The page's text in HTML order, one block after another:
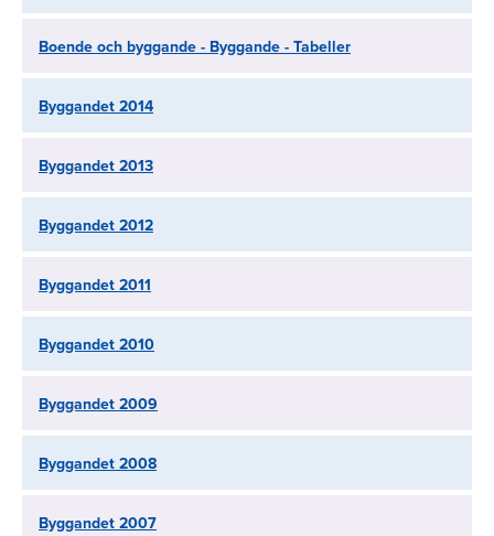
Boende och byggande - Byggande - Tabeller
Byggandet 2014
Byggandet 2013
Byggandet 2012
Byggandet 2011
Byggandet 2010
Byggandet 2009
Byggandet 2008
Byggandet 2007